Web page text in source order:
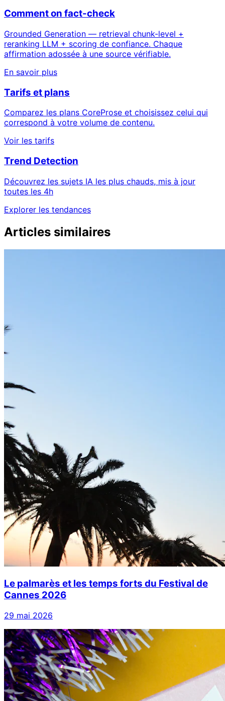
Comment on fact-check
Grounded Generation — retrieval chunk-level +
reranking LLM + scoring de confiance. Chaque
affirmation adossée à une source vérifiable.
En savoir plus
Tarifs et plans
Comparez les plans CoreProse et choisissez celui qui
correspond à votre volume de contenu.
Voir les tarifs
Trend Detection
Découvrez les sujets IA les plus chauds, mis à jour
toutes les 4h
Explorer les tendances
Articles similaires
Le palmarès et les temps forts du Festival de
Cannes 2026
29 mai 2026